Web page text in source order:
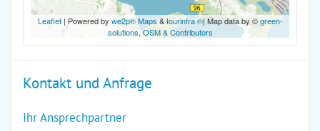
Leaflet| Powered bywe2p® Maps&tourinfra ®| Map data by ©green-
solutions,OSM & Contributors
Kontakt und Anfrage
Ihr Ansprechpartner